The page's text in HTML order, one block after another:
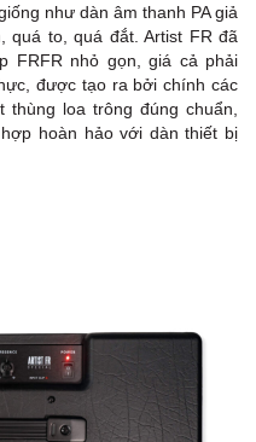
như dàn âm thanh PA giả
quá to, quá đắt. Artist FR đã
FRFR nhỏ gọn, giá cả phải
được tạo ra bởi chính các
thùng loa trông đúng chuẩn,
hoàn hảo với dàn thiết bị